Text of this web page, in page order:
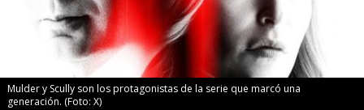
Mulder y Scully son los protagonistas de la serie que marcó una
generación. (Foto: X)